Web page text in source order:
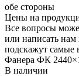
обе стороны
Цены на
Все вопросы
или написать нам
подскажут самые
Фанера ФК
В наличии